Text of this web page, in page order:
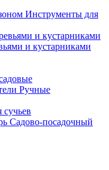
Инструменты для
и кустарниками
Ручные
сучьев
Садово-посадочный